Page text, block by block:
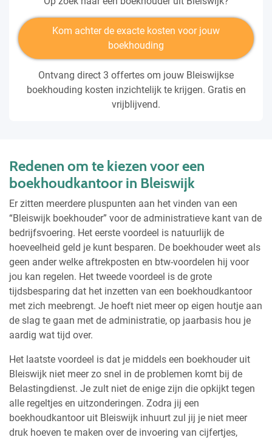
Kom achter de exacte kosten voor jouw
boekhouding
Ontvang direct 3 offertes om jouw Bleiswijkse
boekhouding kosten inzichtelijk te krijgen. Gratis en
vrijblijvend.
Redenen om te kiezen voor een
boekhoudkantoor in Bleiswijk
Er zitten meerdere pluspunten aan het vinden van een
“Bleiswijk boekhouder” voor de administratieve kant van de
bedrijfsvoering. Het eerste voordeel is natuurlijk de
hoeveelheid geld je kunt besparen. De boekhouder weet als
geen ander welke aftrekposten en btw-voordelen hij voor
jou kan regelen. Het tweede voordeel is de grote
tijdsbesparing dat het inzetten van een boekhoudkantoor
met zich meebrengt. Je hoeft niet meer op eigen houtje aan
de slag te gaan met de administratie, op jaarbasis hou je
aardig wat tijd over.
Het laatste voordeel is dat je middels een boekhouder uit
Bleiswijk niet meer zo snel in de problemen komt bij de
Belastingdienst. Je zult niet de enige zijn die opkijkt tegen
alle regeltjes en uitzonderingen. Zodra jij een
boekhoudkantoor uit Bleiswijk inhuurt zul jij je niet meer
druk hoeven te maken over de invoering van cijfertjes,